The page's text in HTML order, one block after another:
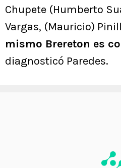
Chupete (Humberto
Vargas, (Mauricio)
mismo Brereton es
diagnosticó Paredes.